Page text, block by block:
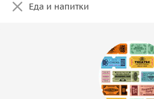
Еда и напитки